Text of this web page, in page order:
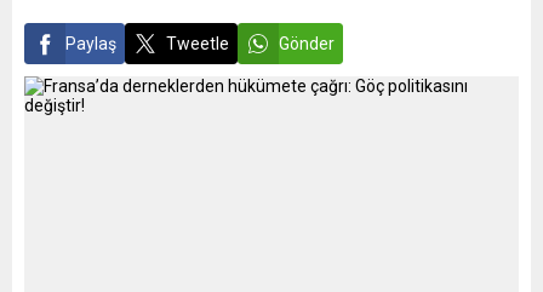
Paylaş Tweetle Gönder